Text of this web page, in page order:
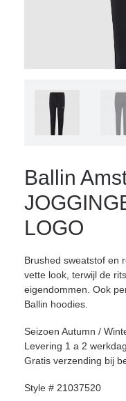
Ballin
LOGO
Brushed sweatstof en
vette look, terwijl de
eigendommen. Ook
Ballin hoodies.
Seizoen Autumn /
Levering 1 a 2
Gratis verzending bij
Style # 21037520